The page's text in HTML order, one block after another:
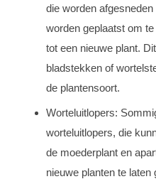
die worden
worden geplaatst om
tot een nieuwe plant.
bladstekken of
de plantensoort.
Worteluitlopers:
worteluitlopers, die
de moederplant en
nieuwe planten te laten